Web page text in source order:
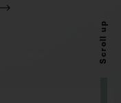
Scroll up